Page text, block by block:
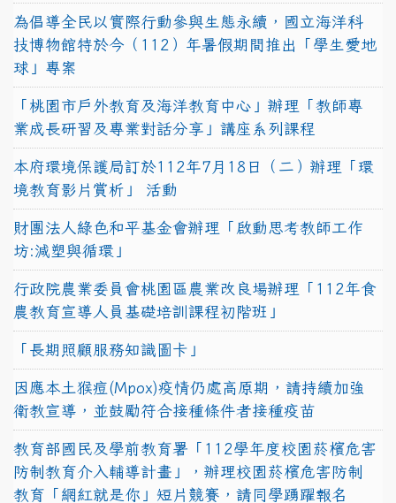
為倡導全民以實際行動參與生態永續，國立海洋科
技博物館特於今（112）年暑假期間推出「學生愛地
球」專案
「桃園市戶外教育及海洋教育中心」辦理「教師專
業成長研習及專業對話分享」講座系列課程
本府環境保護局訂於112年7月18日（二）辦理「環
境教育影片賞析」 活動
財團法人綠色和平基金會辦理「啟動思考教師工作
坊:減塑與循環」
行政院農業委員會桃園區農業改良場辦理「112年食
農教育宣導人員基礎培訓課程初階班」
「長期照顧服務知識圖卡」
因應本土猴痘(Mpox)疫情仍處高原期，請持續加強
衛教宣導，並鼓勵符合接種條件者接種疫苗
教育部國民及學前教育署「112學年度校園菸檳危害
防制教育介入輔導計畫」，辦理校園菸檳危害防制
教育「網紅就是你」短片競賽，請同學踴躍報名